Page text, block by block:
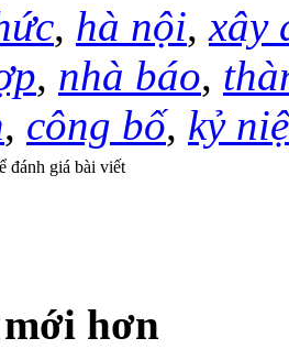
, hà nội,xây
, nhà báo,
, công bố, kỷ
đánh giá bài viết
hơn